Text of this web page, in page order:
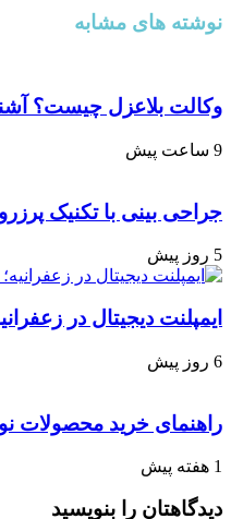
نوشته های مشابه
وکالت بلاعزل چیست؟
9 ساعت پیش
جراحی بینی با تکنیک
5 روز پیش
ایمپلنت دیجیتال در
6 روز پیش
راهنمای خرید محصولات نود 32؛ قبل از خرید این نکات مهم را
1 هفته پیش
دیدگاهتان را بنویسید